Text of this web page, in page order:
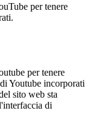
per tenere
per tenere
Youtube incorporati
sito web sta
di